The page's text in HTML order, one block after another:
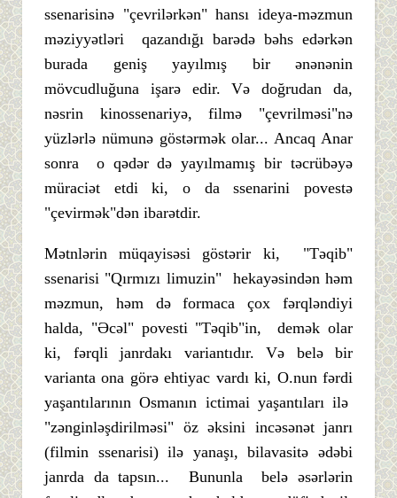
ssenarisinə "çevrilərkən" hansı ideya-məzmun
məziyyətləri qazandığı barədə bəhs edərkən
burada geniş yayılmış bir ənənənin
mövcudluğuna işarə edir. Və doğrudan da,
nəsrin kinossenariyə, filmə "çevrilməsi"nə
yüzlərlə nümunə göstərmək olar... Ancaq Anar
sonra o qədər də yayılmamış bir təcrübəyə
müraciət etdi ki, o da ssenarini povestə
"çevirmək"dən ibarətdir.
Mətnlərin müqayisəsi göstərir ki, "Təqib"
ssenarisi "Qırmızı limuzin" hekayəsindən həm
məzmun, həm də formaca çox fərqləndiyi
halda, "Əcəl" povesti "Təqib"in, demək olar
ki, fərqli janrdakı variantıdır. Və belə bir
varianta ona görə ehtiyac vardı ki, O.nun fərdi
yaşantılarının Osmanın ictimai yaşantıları ilə
"zənginləşdirilməsi" öz əksini incəsənət janrı
(filmin ssenarisi) ilə yanaşı, bilavasitə ədəbi
janrda da tapsın... Bununla belə əsərlərin